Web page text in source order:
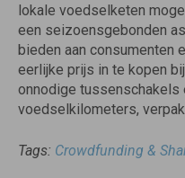
lokale voedselketen
een seizoensgebonden
bieden aan consumenten
eerlijke prijs in te kopen
onnodige tussenschakels
voedselkilometers,
Tags: Crowdfunding &